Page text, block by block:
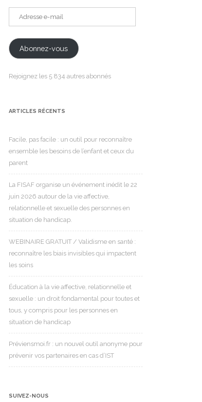
Adresse
e-
Abonnez-vous
Rejoignez les 5 834 autres abonnés
ARTICLES RÉCENTS
Facile, pas facile : un outil pour reconnaître
ensemble les besoins de l’enfant et ceux du
parent
La FISAF organise un événement inédit le 22
juin 2026 autour de la vie affective,
relationnelle et sexuelle des personnes en
situation de handicap.
WEBINAIRE GRATUIT / Validisme en santé :
reconnaître les biais invisibles qui impactent
les soins
Éducation à la vie affective, relationnelle et
sexuelle : un droit fondamental pour toutes et
tous, y compris pour les personnes en
situation de handicap
Préviensmoi.fr : un nouvel outil anonyme pour
prévenir vos partenaires en cas d’IST
SUIVEZ-NOUS